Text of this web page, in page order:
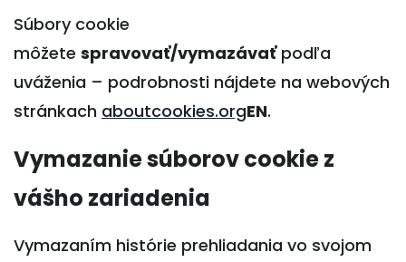
Súbory cookie
môžete spravovať/vymazávaťpodľa
uváženia – podrobnosti nájdete na webových
stránkach aboutcookies.orgEN.
Vymazanie súborov cookie z
vášho zariadenia
Vymazaním histórie prehliadania vo svojom